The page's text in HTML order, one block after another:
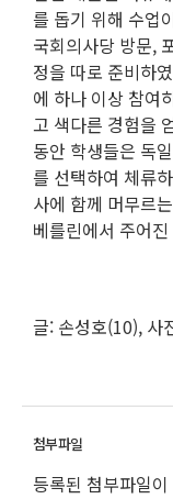
를 돕기 위해 수업
국회의사당 방문,
정을 따로 준비하
에 하나 이상 참여
고 색다른 경험을
동안 학생들은 독
를 선택하여 체류
사에 함께 머무르
베를린에서 주어
글: 손성호(10), 사
등록된 첨부파일